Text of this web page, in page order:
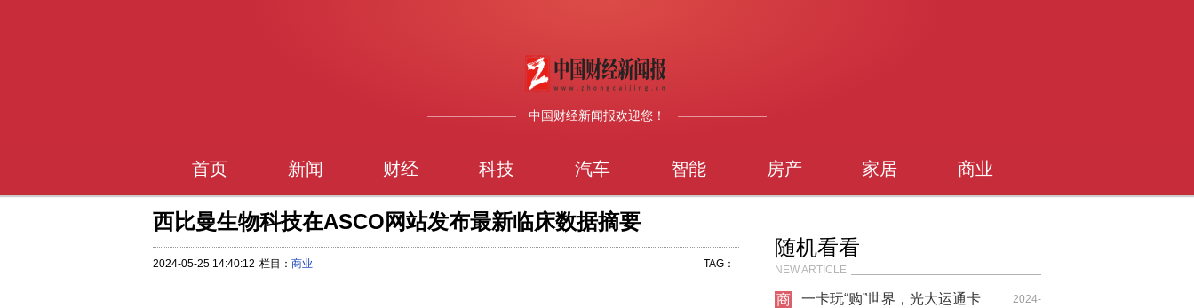
中国财经新闻报欢迎您！
首页 新闻 财经 科技 汽车 智能 房产 家居 商业
西比曼生物科技在ASCO网站发布最新临床数据摘要
2024-05-25 14:40:12 栏目： 商业 TAG：
随机看看
NEW ARTICLE
商
一卡玩“购”世界，光大运通卡 2024-